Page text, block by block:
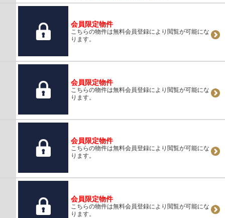
会員限定物件
こちらの物件は無料会員登録により閲覧が可能にな
ります。
会員限定物件
こちらの物件は無料会員登録により閲覧が可能にな
ります。
会員限定物件
こちらの物件は無料会員登録により閲覧が可能にな
ります。
会員限定物件
こちらの物件は無料会員登録により閲覧が可能にな
ります。